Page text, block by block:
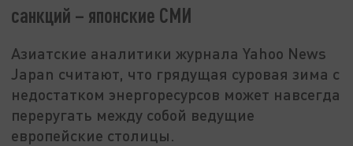
санкций – японские СМИ
Азиатские аналитики журнала Yahoo News
Japan считают, что грядущая суровая зима с
недостатком энергоресурсов может навсегда
переругать между собой ведущие
европейские столицы.